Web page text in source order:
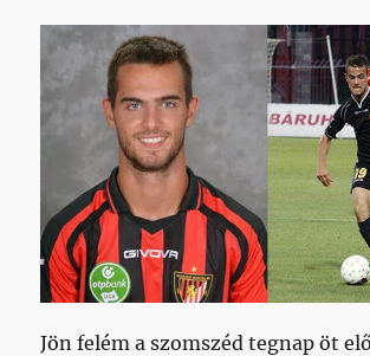
Jön felém a szomszéd tegnap öt